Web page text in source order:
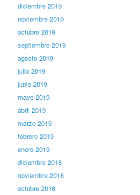
diciembre 2019
noviembre 2019
octubre 2019
septiembre 2019
agosto 2019
julio 2019
junio 2019
mayo 2019
abril 2019
marzo 2019
febrero 2019
enero 2019
diciembre 2018
noviembre 2018
octubre 2018